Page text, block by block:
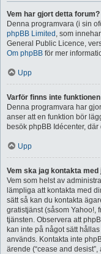
Vem har gjort detta forum?
Denna programvara (i sin
phpBB Limited , som
General Public Licence,
Om phpBB för mer
Upp
Varför finns inte
Denna programvara har
anser att en funktion bör
besök phpBB Idécenter,
Upp
Vem ska jag kontakta
Vem som helst av
lämpliga att kontakta med
sätt så kan du kontakta
gratistjänst (såsom Yahoo!,
tjänsten. Observera att
kan inte på något sätt
används. Kontakta inte
ärende (“cease and desist”,